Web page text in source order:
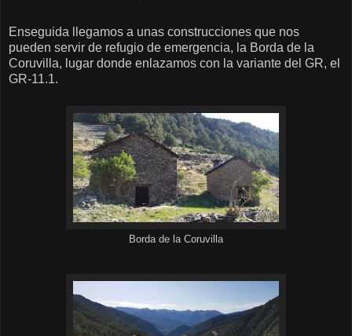
Enseguida llegamos a unas construcciones que nos
pueden servir de refugio de emergencia, la Borda de la
Coruvilla, lugar donde enlazamos con la variante del GR, el
GR-11.1.
Borda de la Coruvilla